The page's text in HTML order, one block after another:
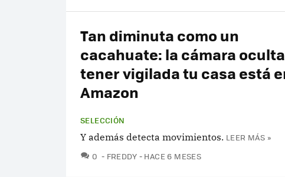
Tan diminuta como un
cacahuate: la cámara
tener vigilada tu casa está
Amazon
SELECCIÓN
Y además detecta movimientos. LEER MÁS »
0 COMENTARIOS
FREDDY HACE 6 MESES